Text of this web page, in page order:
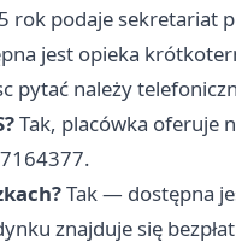
rok podaje sekretariat
jest opieka
pytać należy
Tak, placówka oferuje
Tak — dostępna
znajduje się